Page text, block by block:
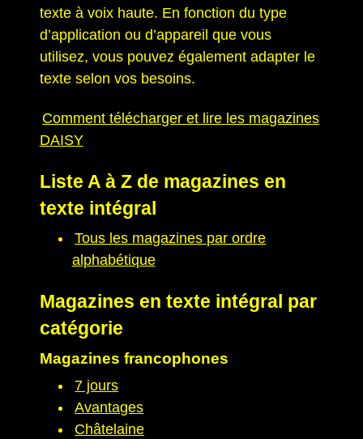
texte à voix haute. En fonction du type
d’application ou d’appareil que vous
utilisez, vous pouvez également adapter le
texte selon vos besoins.
Comment télécharger et lire les magazines
DAISY
Liste A à Z de magazines en
texte intégral
Tous les magazines par ordre
alphabétique
Magazines en texte intégral par
catégorie
Magazines francophones
7 jours
Avantages
Châtelaine